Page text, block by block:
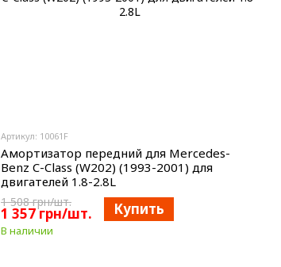
Артикул: 10061F
Амортизатор передний для Mercedes-
Benz C-Class (W202) (1993-2001) для
двигателей 1.8-2.8L
1 508 грн/шт.
1 357 грн/шт. Купить
В наличии